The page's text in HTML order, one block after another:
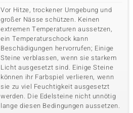
Vor Hitze, trockener Umgebung und
großer Nässe schützen. Keinen
extremen Temperaturen aussetzen,
ein Temperaturschock kann
Beschädigungen hervorrufen; Einige
Steine verblassen, wenn sie starkem
Licht ausgesetzt sind. Einige Steine
können ihr Farbspiel verlieren, wenn
sie zu viel Feuchtigkeit ausgesetzt
werden. Die Edelsteine nicht unnötig
lange diesen Bedingungen aussetzen.